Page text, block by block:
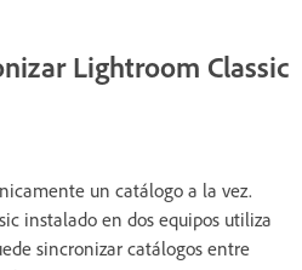
Lightroom Classic
un catálogo a la vez.
instalado en dos equipos utiliza
sincronizar catálogos entre